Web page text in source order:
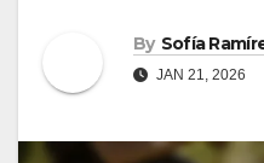
By Sofía
JAN 21, 2026